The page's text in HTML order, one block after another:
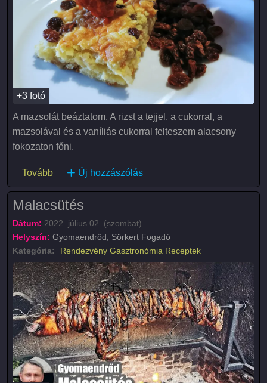
+3 fotó
A mazsolát beáztatom. A rizst a tejjel, a cukorral, a
mazsolával és a vaníliás cukorral felteszem alacsony
fokozaton főni.
Tovább(Rizsfelfújt (Rizskoch))
Új hozzászólás
Malacsütés
Dátum: 2022. július 02. (szombat)
Helyszín: Gyomaendrőd, Sörkert Fogadó
Kategória:
Rendezvény Gasztronómia Receptek